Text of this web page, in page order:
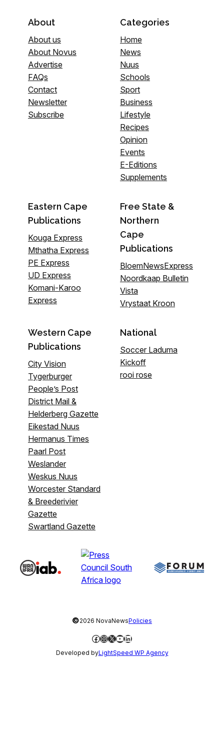
About
About us
About Novus
Advertise
FAQs
Contact
Newsletter
Subscribe
Categories
Home
News
Nuus
Schools
Sport
Business
Lifestyle
Recipes
Opinion
Events
E-Editions
Supplements
Eastern Cape
Publications
Kouga Express
Mthatha Express
PE Express
UD Express
Komani-Karoo
Express
Free State &
Northern
Cape
Publications
BloemNewsExpress
Noordkaap Bulletin
Vista
Vrystaat Kroon
Western Cape
Publications
City Vision
Tygerburger
People’s Post
District Mail &
Helderberg Gazette
Eikestad Nuus
Hermanus Times
Paarl Post
Weslander
Weskus Nuus
Worcester Standard
& Breederivier
Gazette
Swartland Gazette
National
Soccer Laduma
Kickoff
rooi rose
©2026 NovaNewsPolicies
Facebook
Instagram
X YouTube
LinkedIn
Developed byLightSpeed WP Agency